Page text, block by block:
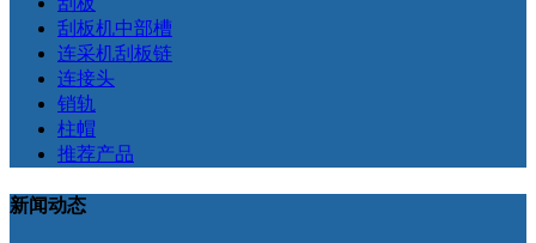
刮板机中部槽
连采机刮板链
连接头
销轨
柱帽
推荐产品
新闻动态